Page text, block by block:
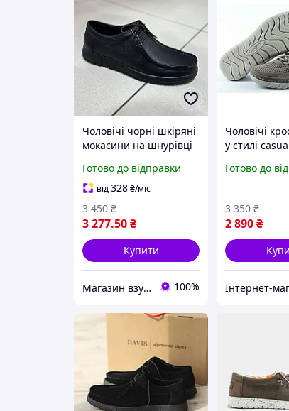
Чоловічі чорні шкіряні
мокасини на шнурівці
Готово до відправки
від328₴/міс
3 277.50₴
3 450 ₴
Купити
Магазин взуття Brogue.com.ua 100%
Чоловічі
у стилі
Готово до
2 890₴
3 350 ₴